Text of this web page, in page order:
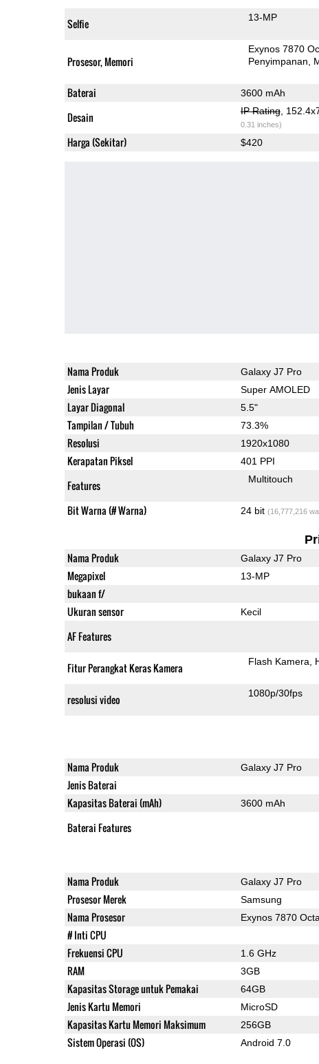
Selfie 13-MP
Prosesor, Memori
Exynos 7870
Penyimpanan
Baterai 3600 mAh
Desain IP Rating,
0.31 inches)
Harga (Sekitar) $420
Nama Produk Galaxy J7 Pro
Jenis Layar Super AMOLED
Layar Diagonal 5.5"
Tampilan / Tubuh 73.3%
Resolusi 1920x1080
Kerapatan Piksel 401 PPI
Features Multitouch
Bit Warna (# Warna) 24 bit (16,777,216
Nama Produk Galaxy J7 Pro
Megapixel 13-MP
bukaan f/
Ukuran sensor Kecil
AF Features
Fitur Perangkat Keras Kamera Flash Kamera
resolusi video 1080p/30fps
Nama Produk Galaxy J7 Pro
Jenis Baterai
Kapasitas Baterai (mAh) 3600 mAh
Baterai Features
Nama Produk Galaxy J7 Pro
Prosesor Merek Samsung
Nama Prosesor Exynos 7870 Octa
# Inti CPU
Frekuensi CPU 1.6 GHz
RAM 3GB
Kapasitas Storage untuk Pemakai 64GB
Jenis Kartu Memori MicroSD
Kapasitas Kartu Memori Maksimum 256GB
Sistem Operasi (OS) Android 7.0